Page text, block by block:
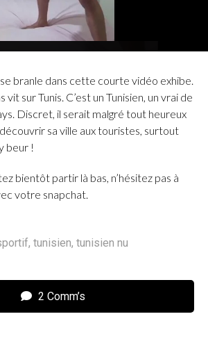
branle dans cette courte vidéo exhibe.
sur Tunis. C’est un Tunisien, un vrai de
Discret, il serait malgré tout heureux
sa ville aux touristes, surtout
beur !
bientôt partir là bas, n’hésitez pas à
votre snapchat.
, tunisien, tunisien nu
2 Comm’s